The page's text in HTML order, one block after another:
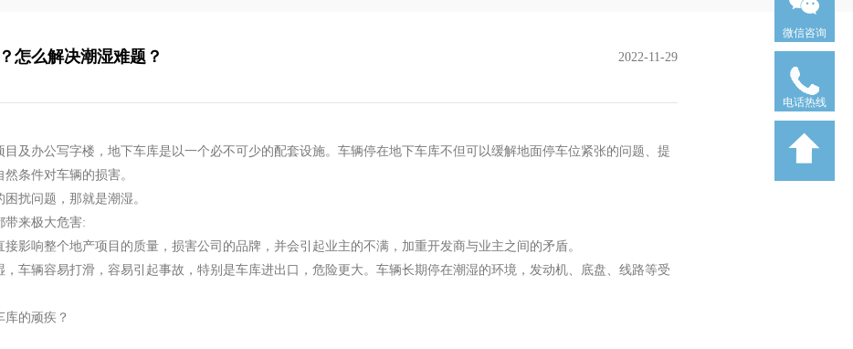
怎么解决潮湿难题？ 2022-11-29
及办公写字楼，地下车库是以一个必不可少的配套设施。车辆停在地下车库不但可以缓解地面停车位紧张的问题、提
然条件对车辆的损害。
扰问题，那就是潮湿。
带来极大危害:
影响整个地产项目的质量，损害公司的品牌，并会引起业主的不满，加重开发商与业主之间的矛盾。
车辆容易打滑，容易引起事故，特别是车库进出口，危险更大。车辆长期停在潮湿的环境，发动机、底盘、线路等受
的顽疾？
微信咨询
电话热线